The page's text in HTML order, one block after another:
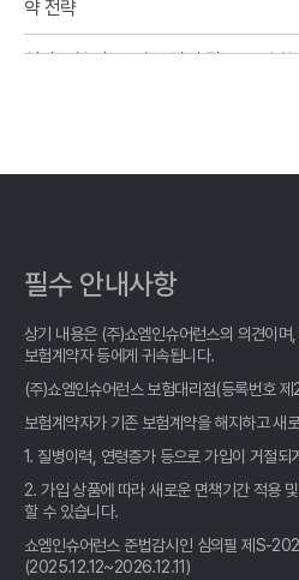
약 전략
실비보험 비교, 발품 팔지 말고 클릭
실비보험 비교사이트, 2026년 현명한
실비보험 비교, 발품 팔지 말고 클릭 한
실비보험 비교, 발품 팔 필요 없다! 숨
필수 안내사항
상기 내용은 (주)쇼엠인슈어런스의 의견이
보험계약자 등에게 귀속됩니다.
(주)쇼엠인슈어런스 보험대리점(등록번호
보험계약자가 기존 보험계약을 해지하고 새
1. 질병이력, 연령증가 등으로 가입이 거절
2. 가입 상품에 따라 새로운 면책기간 적용
할 수 있습니다.
쇼엠인슈어런스 준법감시인 심의필 제S-
(2025.12.12~2026.12.11)